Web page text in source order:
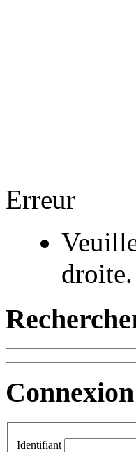
Erreur
droite.
Identifiant